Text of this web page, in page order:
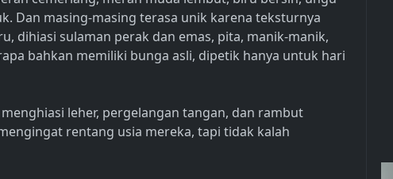
Dan masing-masing terasa unik karena teksturnya
dihiasi sulaman perak dan emas, pita, manik-manik,
bahkan memiliki bunga asli, dipetik hanya untuk hari
leher, pergelangan tangan, dan rambut
rentang usia mereka, tapi tidak kalah